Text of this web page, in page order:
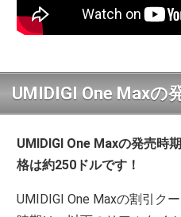
UMIDIGI One Maxの
UMIDIGI One Maxの発売時
格は約250ドルです！
UMIDIGI One Maxの割引ク